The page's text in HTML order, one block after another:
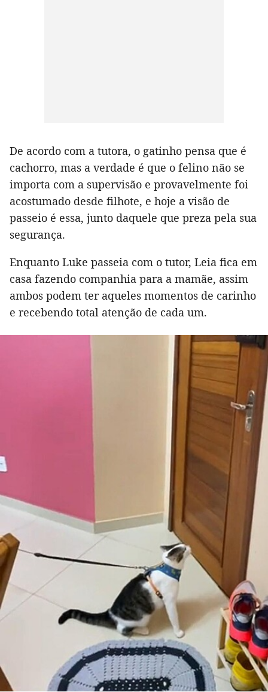
De acordo com a tutora, o gatinho pensa que é
cachorro, mas a verdade é que o felino não se
importa com a supervisão e provavelmente foi
acostumado desde filhote, e hoje a visão de
passeio é essa, junto daquele que preza pela sua
segurança.
Enquanto Luke passeia com o tutor, Leia fica em
casa fazendo companhia para a mamãe, assim
ambos podem ter aqueles momentos de carinho
e recebendo total atenção de cada um.